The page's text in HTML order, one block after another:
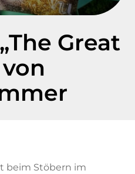
Great
beim Stöbern im